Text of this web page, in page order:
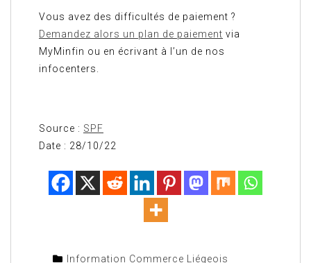
Vous avez des difficultés de paiement ?
Demandez alors un plan de paiement via
MyMinfin ou en écrivant à l’un de nos
infocenters.
Source : SPF
Date : 28/10/22
Information Commerce Liégeois